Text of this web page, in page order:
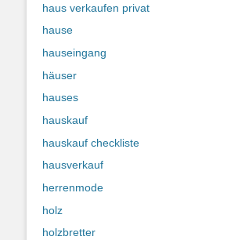
haus verkaufen privat
hause
hauseingang
häuser
hauses
hauskauf
hauskauf checkliste
hausverkauf
herrenmode
holz
holzbretter